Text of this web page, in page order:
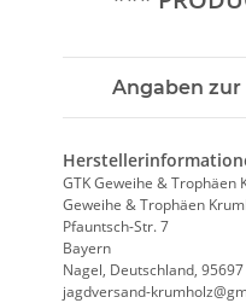
Angaben
GTK Geweihe & Trophäen
Geweihe & Trophäen
Pfauntsch-Str. 7
Bayern
Nagel, Deutschland, 95697
jagdversand-